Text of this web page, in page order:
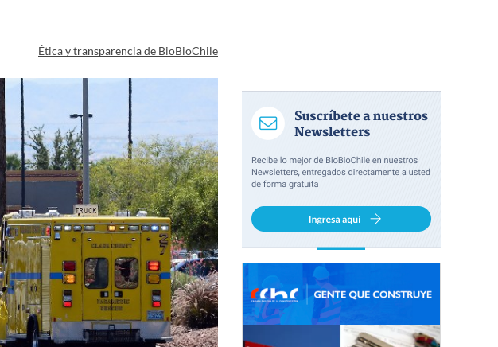
Ética y transparencia de BioBioChile